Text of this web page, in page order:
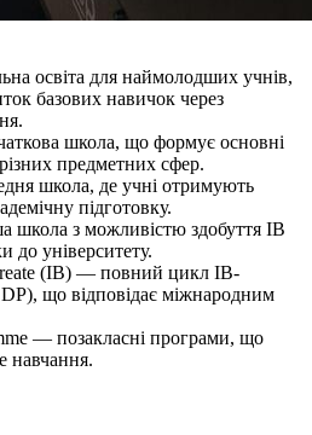
освіта для наймолодших учнів,
базових навичок через
школа, що формує основні
предметних сфер.
школа, де учні отримують
підготовку.
школа з можливістю здобуття IB
до університету.
(IB) — повний цикл IB-
що відповідає міжнародним
— позакласні програми, що
навчання.